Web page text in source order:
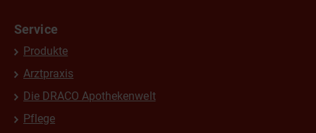
Service
Produkte
Arztpraxis
Die DRACO Apothekenwelt
Pflege